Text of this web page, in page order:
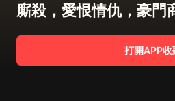
廝殺，愛恨情仇，豪門
打開APP收